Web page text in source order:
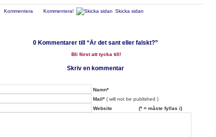
Kommentera Kommentera! Skicka sidan
0 Kommentarer till “Är det sant eller falskt?”
Bli först att tycka till!
Skriv en kommentar
Namn*
Mail* ( will not be published )
Website (* = måste fyllas i)